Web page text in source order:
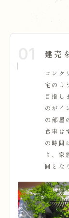
建売
コンク
宅のよ
目指し
のがイ
の部屋
食事は
の時間
り、家
間とな